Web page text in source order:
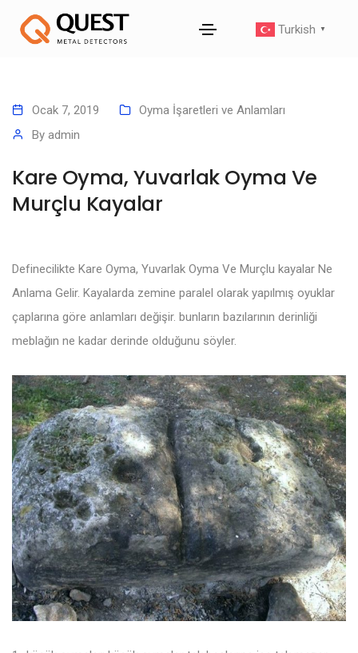
Turkish ▼
Ocak 7, 2019
Oyma İşaretleri ve Anlamları
By admin
Kare Oyma, Yuvarlak Oyma Ve
Murçlu Kayalar
Definecilikte Kare Oyma, Yuvarlak Oyma Ve Murçlu kayalar Ne
Anlama Gelir. Kayalarda zemine paralel olarak yapılmış oyuklar
çaplarına göre anlamları değişir. bunların bazılarının derinliği
meblağın ne kadar derinde olduğunu söyler.